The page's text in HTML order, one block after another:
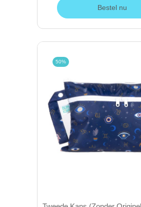
Bestel nu
50%